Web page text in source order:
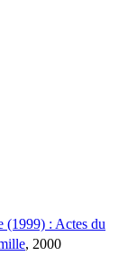
(1999) : Actes du
, 2000